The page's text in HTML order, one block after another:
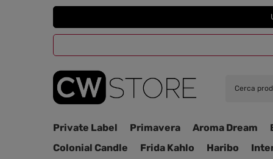
Private Label Primavera Aroma Dream
Colonial Candle
Frida Kahlo Haribo